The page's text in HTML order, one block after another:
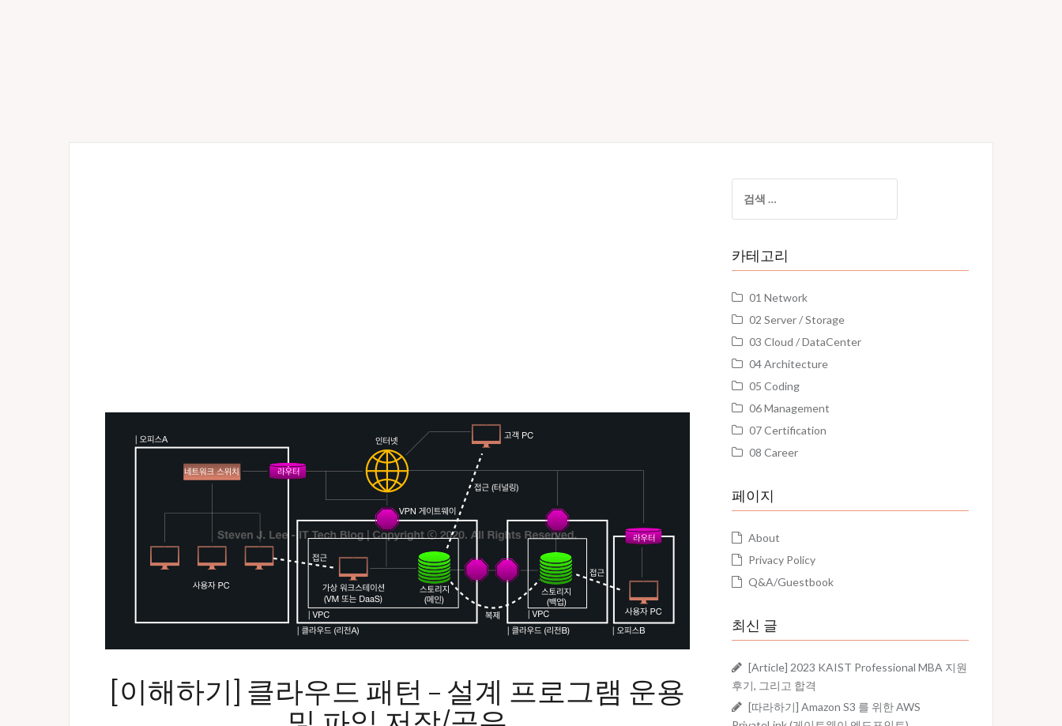
[이해하기] 클라우드 패턴 – 설계 프로그램 운용
색:
카테고리
01 Network
02 Server / Storage
03 Cloud / DataCenter
04 Architecture
05 Coding
06 Management
07 Certification
08 Career
페이지
About
Privacy Policy
Q&A/Guestbook
최신 글
[Article] 2023 KAIST Professional MBA 지원
후기, 그리고 합격
[따라하기] Amazon S3 를 위한 AWS